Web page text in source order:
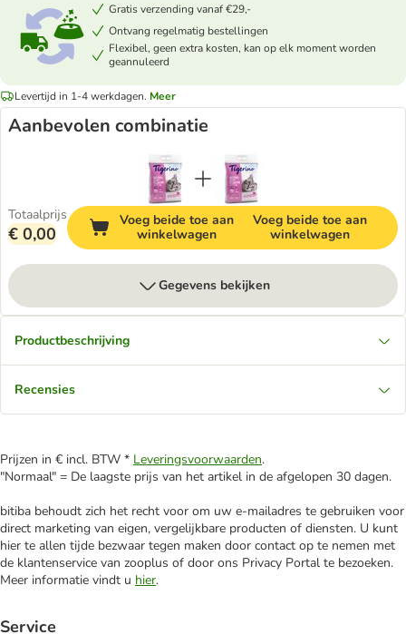
Gratis verzending vanaf €29,-
Ontvang regelmatig bestellingen
Flexibel, geen extra kosten, kan op elk moment worden
geannuleerd
Levertijd in 1-4 werkdagen. Meer
Aanbevolen combinatie
Totaalprijs
€ 0,00
Voeg beide toe aan
winkelwagen
Voeg beide toe aan
winkelwagen
Gegevens bekijken
Productbeschrijving
Recensies
Prijzen in € incl. BTW * Leveringsvoorwaarden.
"Normaal" = De laagste prijs van het artikel in de afgelopen 30 dagen.
bitiba behoudt zich het recht voor om uw e-mailadres te gebruiken voor
direct marketing van eigen, vergelijkbare producten of diensten. U kunt
hier te allen tijde bezwaar tegen maken door contact op te nemen met
de klantenservice van zooplus of door ons Privacy Portal te bezoeken.
Meer informatie vindt u hier.
Service